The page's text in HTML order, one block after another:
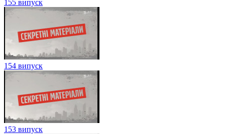
155 випуск
154 випуск
153 випуск